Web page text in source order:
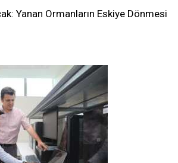
Yanan Ormanların Eskiye Dönmesi